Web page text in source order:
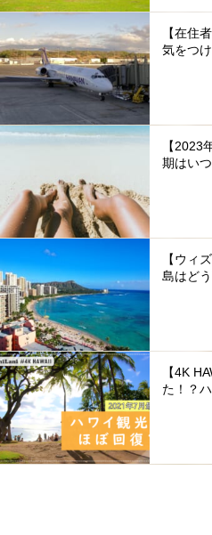
【在住
気をつ
【2023
期はい
【ウィ
島はど
【4K
た！？